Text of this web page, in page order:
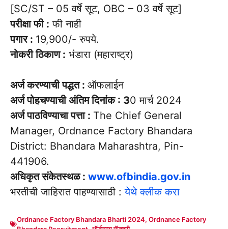
[SC/ST – 05 वर्षे सूट, OBC – 03 वर्षे सूट]
परीक्षा फी : फी नाही
पगार : 19,900/- रुपये.
नोकरी ठिकाण : भंडारा (महाराष्ट्र)
अर्ज करण्याची पद्धत : ऑफलाईन
अर्ज पोहचण्याची अंतिम दिनांक : 30 मार्च 2024
अर्ज पाठविण्याचा पत्ता : The Chief General
Manager, Ordnance Factory Bhandara
District: Bhandara Maharashtra, Pin-
441906.
अधिकृत संकेतस्थळ : www.ofbindia.gov.in
भरतीची जाहिरात पाहण्यासाठी :येथे क्लीक करा
Ordnance Factory Bhandara Bharti 2024, Ordnance Factory